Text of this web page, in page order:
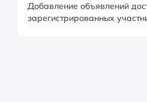
Добавление объявлений
зарегистрированных